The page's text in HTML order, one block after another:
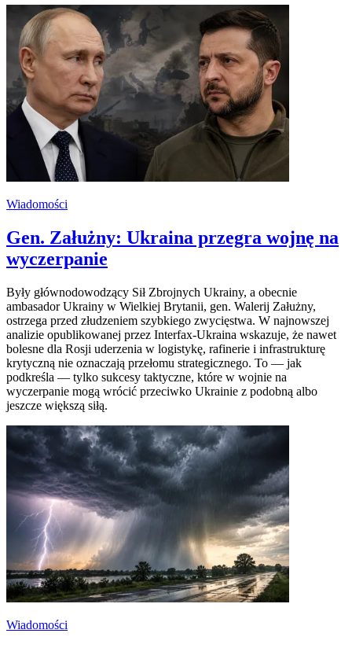
Wiadomości
Gen. Załużny: Ukraina przegra wojnę na
wyczerpanie
Były głównodowodzący Sił Zbrojnych Ukrainy, a obecnie
ambasador Ukrainy w Wielkiej Brytanii, gen. Walerij Załużny,
ostrzega przed złudzeniem szybkiego zwycięstwa. W najnowszej
analizie opublikowanej przez Interfax-Ukraina wskazuje, że nawet
bolesne dla Rosji uderzenia w logistykę, rafinerie i infrastrukturę
krytyczną nie oznaczają przełomu strategicznego. To — jak
podkreśla — tylko sukcesy taktyczne, które w wojnie na
wyczerpanie mogą wrócić przeciwko Ukrainie z podobną albo
jeszcze większą siłą.
Wiadomości